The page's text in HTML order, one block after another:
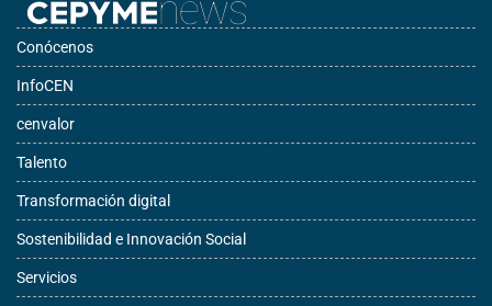
Conócenos
InfoCEN
cenvalor
Talento
Transformación digital
Sostenibilidad e Innovación Social
Servicios